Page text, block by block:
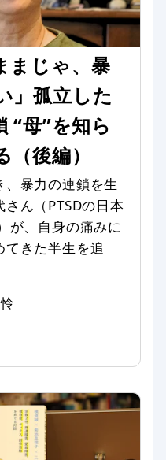
まじゃ、暴
」孤立した
“母”を知ら
後編）
暴力の連鎖を生
ん（PTSDの日本
が、自身の痛みに
てきた半生を追